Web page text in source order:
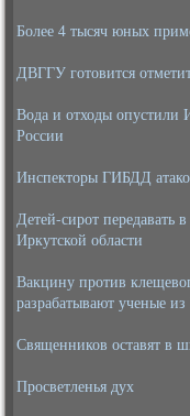
Более 4 тысяч юных
ДВГГУ готовится
Вода и отходы опустили
России
Инспекторы ГИБДД
Детей-сирот передавать
Иркутской области
Вакцину против
разрабатывают ученые
Священников оставят в
Просветленья дух